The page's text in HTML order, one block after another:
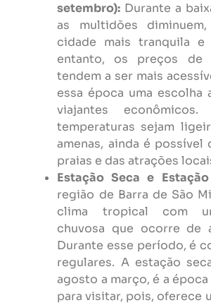
setembro): Durante a
as multidões
cidade mais tranquila e
entanto, os preços de
tendem a ser mais
essa época uma escolha
viajantes
temperaturas sejam
amenas, ainda é possível
praias e das atrações
Estação Seca e
região de Barra de São
clima tropical com
chuvosa que ocorre de
Durante esse período, é
regulares. A estação
agosto a março, é a
para visitar, pois, oferece